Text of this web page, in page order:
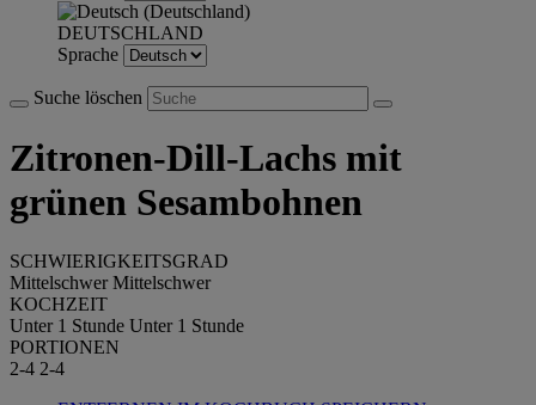
DEUTSCHLAND
Sprache
Suche löschen
Zitronen-Dill-Lachs mit
grünen Sesambohnen
SCHWIERIGKEITSGRAD
Mittelschwer Mittelschwer
KOCHZEIT
Unter 1 Stunde Unter 1 Stunde
PORTIONEN
2-4 2-4